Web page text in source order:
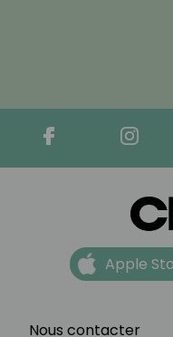
Nous contacter
Apple